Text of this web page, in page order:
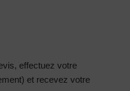
effectuez votre
et recevez votre